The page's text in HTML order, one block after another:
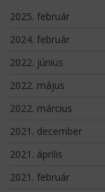
2025. február
2024. február
2022. június
2022. május
2022. március
2021. december
2021. április
2021. február